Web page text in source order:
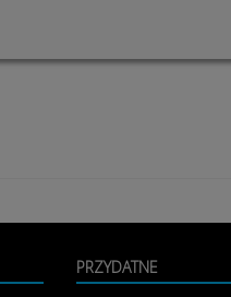
PRZYDATNE